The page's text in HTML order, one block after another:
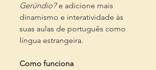
Gerúndio?e adicione mais
dinamismo e interatividade às
suas aulas de português como
língua estrangeira.
Como funciona